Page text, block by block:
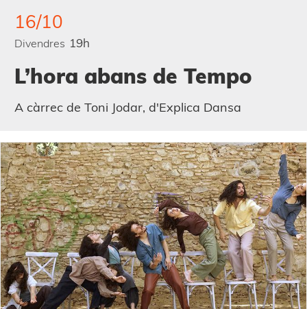
16/10
Divendres 19h
L’hora abans de Tempo
A càrrec de Toni Jodar, d'Explica Dansa